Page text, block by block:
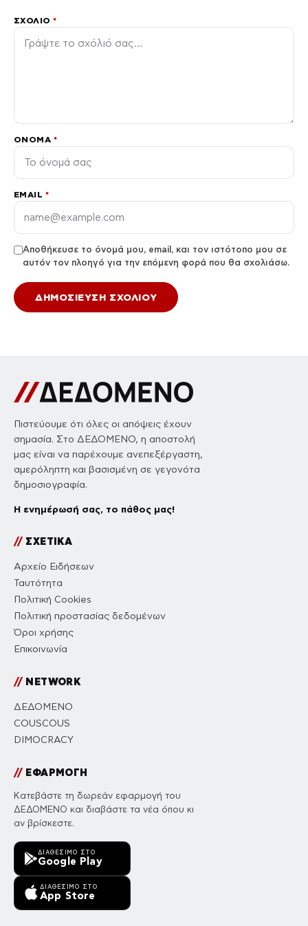
ΣΧΌΛΙΟ*
ΌΝΟΜΑ *
EMAIL *
Αποθήκευσε το όνομά μου, email, και τον ιστότοπο μου σε
αυτόν τον πλοηγό για την επόμενη φορά που θα σχολιάσω.
Πιστεύουμε ότι όλες οι απόψεις έχουν
σημασία. Στο ΔΕΔΟΜΕΝΟ, η αποστολή
μας είναι να παρέχουμε ανεπεξέργαστη,
αμερόληπτη και βασισμένη σε γεγονότα
δημοσιογραφία.
Η ενημέρωσή σας, το πάθος μας!
//ΣΧΕΤΙΚΑ
Αρχείο Ειδήσεων
Ταυτότητα
Πολιτική Cookies
Πολιτική προστασίας δεδομένων
Όροι χρήσης
Επικοινωνία
//NETWORK
ΔΕΔΟΜΕΝΟ
COUSCOUS
DIMOCRACY
//ΕΦΑΡΜΟΓΗ
Κατεβάστε τη δωρεάν εφαρμογή του
ΔΕΔΟΜΕΝΟ και διαβάστε τα νέα όπου κι
αν βρίσκεστε.
ΔΙΑΘΈΣΙΜΟ ΣΤΟ
Google Play
ΔΙΑΘΈΣΙΜΟ ΣΤΟ
App Store